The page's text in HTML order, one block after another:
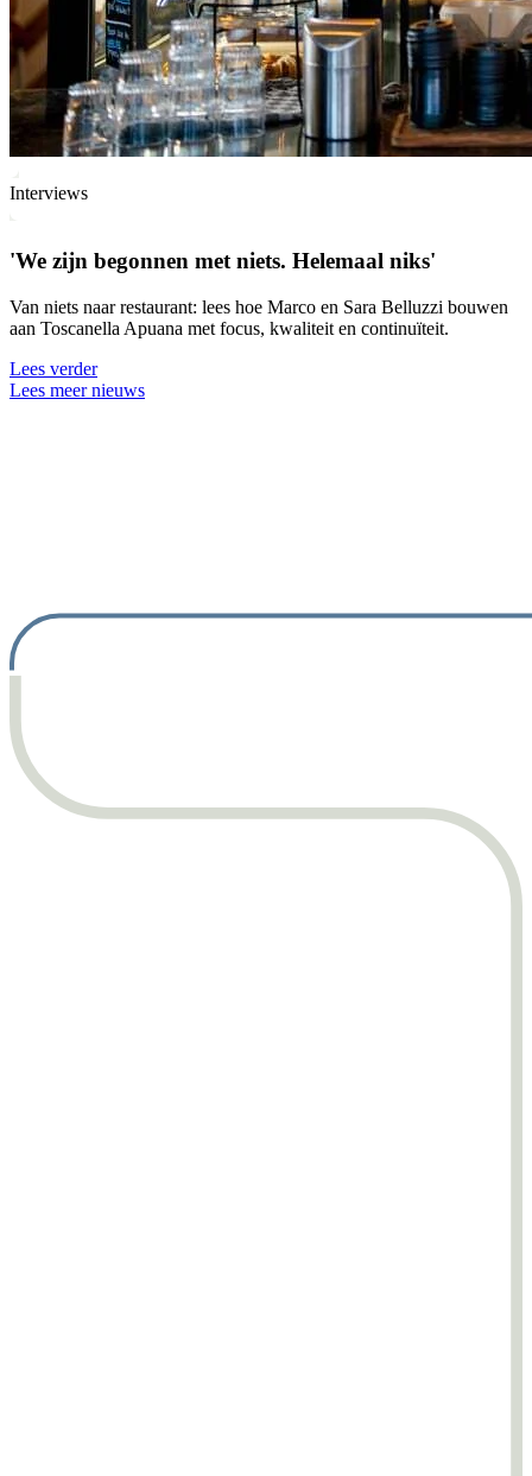
Interviews
'We zijn begonnen met niets. Helemaal niks'
Van niets naar restaurant: lees hoe Marco en Sara Belluzzi bouwen
aan Toscanella Apuana met focus, kwaliteit en continuïteit.
Lees verder
Lees meer nieuws